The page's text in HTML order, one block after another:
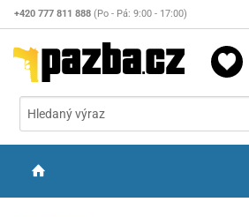
+420 777 811 888 (Po - Pá: 9:00 - 17:00)